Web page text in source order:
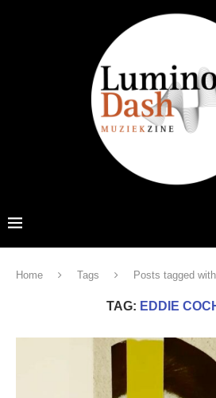
Home Tags Posts tagged
TAG: EDDIE